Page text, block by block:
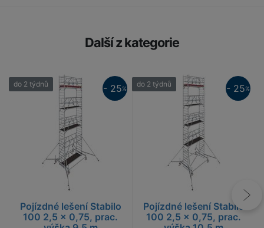
Další z kategorie
Pojízdné lešení Stabilo
100 2,5 x 0,75, prac.
do 2 týdnů
- 25%
Pojízdné lešení Stabilo
100 2,5 x 0,75, prac.
do 2 týdnů
- 25%